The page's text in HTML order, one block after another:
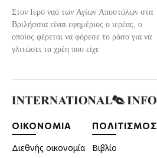
Στον Ιερό ναό των Αγίων Αποστόλων στα
Βριλήσσια είναι εφημέριος ο ιερέας, ο
οποίος φέρεται να φόρεσε το ράσο για να
γλιτώσει τα χρέη που είχε
ΟΙΚΟΝΟΜΙΑ
Διεθνής οικονομία
ΠΟΛΙΤΙΣΜΟΣ
Βιβλίο